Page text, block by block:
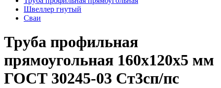
Швеллер гнутый
Сваи
Труба профильная
прямоугольная 160x120x5 мм
ГОСТ 30245-03 Ст3сп/пс